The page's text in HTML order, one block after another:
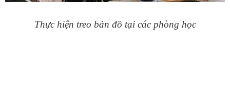
Thực hiện treo bản đồ tại các phòng học